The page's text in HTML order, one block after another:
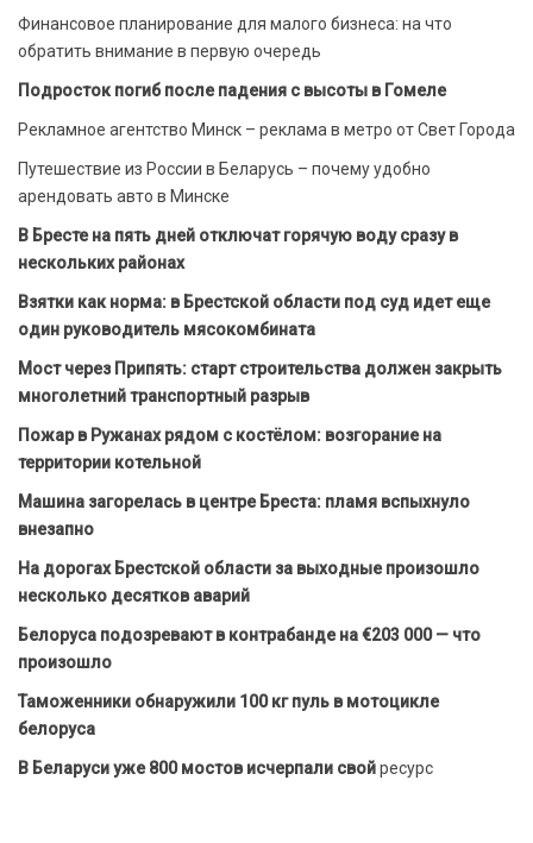
Финансовое планирование для малого бизнеса: на что
обратить внимание в первую очередь
Подросток погиб после падения с высоты в Гомеле
Рекламное агентство Минск – реклама в метро от Свет Города
Путешествие из России в Беларусь – почему удобно
арендовать авто в Минске
В Бресте на пять дней отключат горячую воду сразу в
нескольких районах
Взятки как норма: в Брестской области под суд идет еще
один руководитель мясокомбината
Мост через Припять: старт строительства должен закрыть
многолетний транспортный разрыв
Пожар в Ружанах рядом с костёлом: возгорание на
территории котельной
Машина загорелась в центре Бреста: пламя вспыхнуло
внезапно
На дорогах Брестской области за выходные произошло
несколько десятков аварий
Белоруса подозревают в контрабанде на €203 000 — что
произошло
Таможенники обнаружили 100 кг пуль в мотоцикле
белоруса
В Беларуси уже 800 мостов исчерпали свойресурс